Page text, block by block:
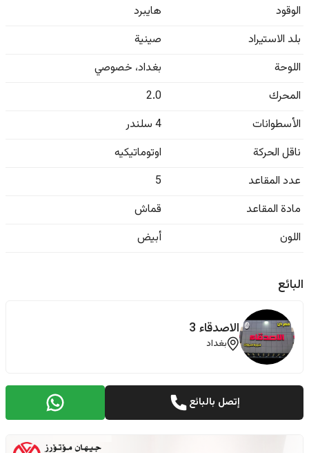
الوقود
هايبرد
بلد الاستيراد
صينية
اللوحة
بغداد، خصوصي
المحرك
2.0
الأسطوانات
4 سلندر
ناقل الحركة
اوتوماتيكيه
عدد المقاعد
5
مادة المقاعد
قماش
اللون
أبيض
البائع
الاصدقاء 3
بغداد
إتصل بالبائع